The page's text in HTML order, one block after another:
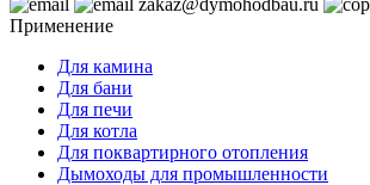
Применение
Для камина
Для бани
Для печи
Для котла
Для поквартирного отопления
Дымоходы для промышленности